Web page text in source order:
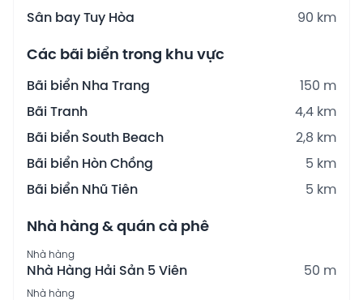
Sân bay Tuy Hòa
90 km
Các bãi biển trong khu vực
Bãi biển Nha Trang
150 m
Bãi Tranh
4,4 km
Bãi biển South Beach
2,8 km
Bãi biển Hòn Chồng
5 km
Bãi biển Nhũ Tiên
5 km
Nhà hàng & quán cà phê
Nhà hàng
Nhà Hàng Hải Sản 5 Viên 50 m
Nhà hàng